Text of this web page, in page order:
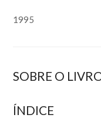
1995
SOBRE O
ÍNDICE